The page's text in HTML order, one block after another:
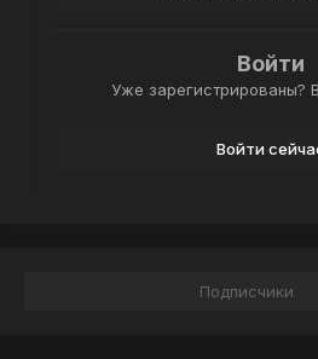
Войти
Уже зарегистрированы?
Войти
Подписчики